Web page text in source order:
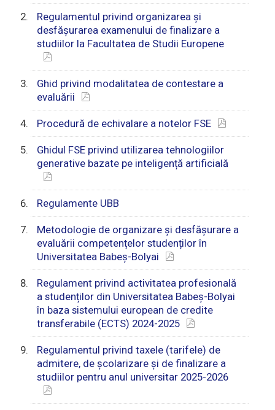
Regulamentul privind organizarea și
desfăşurarea examenului de finalizare a
studiilor la Facultatea de Studii Europene
Ghid privind modalitatea de contestare a
evaluării
Procedură de echivalare a notelor FSE
Ghidul FSE privind utilizarea tehnologiilor
generative bazate pe inteligență artificială
Regulamente UBB
Metodologie de organizare și desfășurare a
evaluării competențelor studenților în
Universitatea Babeș-Bolyai
Regulament privind activitatea profesională
a studenților din Universitatea Babeș-Bolyai
în baza sistemului european de credite
transferabile (ECTS) 2024-2025
Regulamentul privind taxele (tarifele) de
admitere, de școlarizare și de finalizare a
studiilor pentru anul universitar 2025-2026